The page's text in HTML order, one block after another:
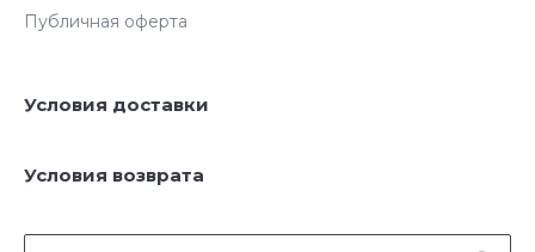
Публичная оферта
Условия доставки
Условия возврата